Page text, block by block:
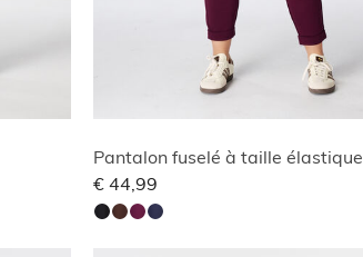
Pantalon fuselé à taille élastique
€ 44,99